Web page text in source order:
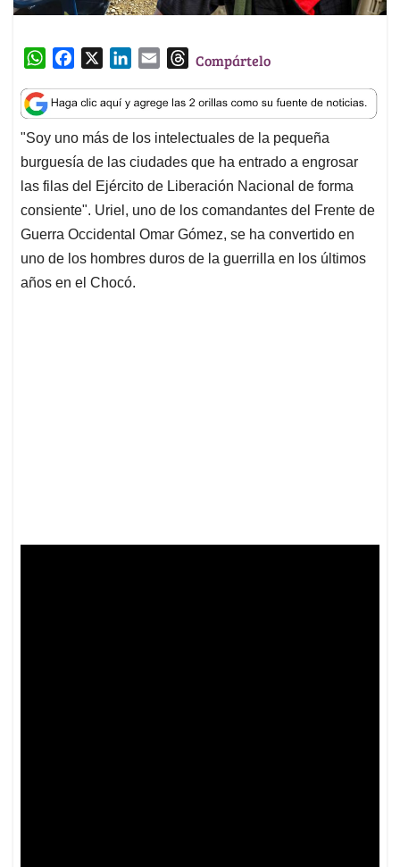
W
a
t
s
A
p
p
c
e
b
o
o
k
n
k
e
d
I
n
a
i
l
T
r
e
a
d
s
Compártelo
"Soy uno más de los intelectuales de la pequeña
burguesía de las ciudades que ha entrado a engrosar
las filas del Ejército de Liberación Nacional de forma
consiente". Uriel, uno de los comandantes del Frente de
Guerra Occidental Omar Gómez, se ha convertido en
uno de los hombres duros de la guerrilla en los últimos
años en el Chocó.